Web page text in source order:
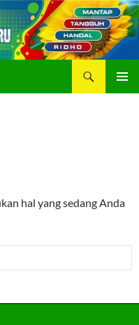
hal yang sedang Anda